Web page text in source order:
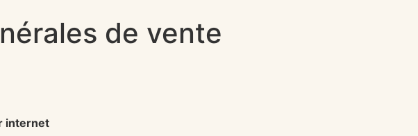
de vente
internet